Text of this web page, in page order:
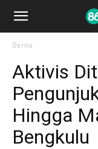
Berita
Aktivis
Hingga
Bengkulu